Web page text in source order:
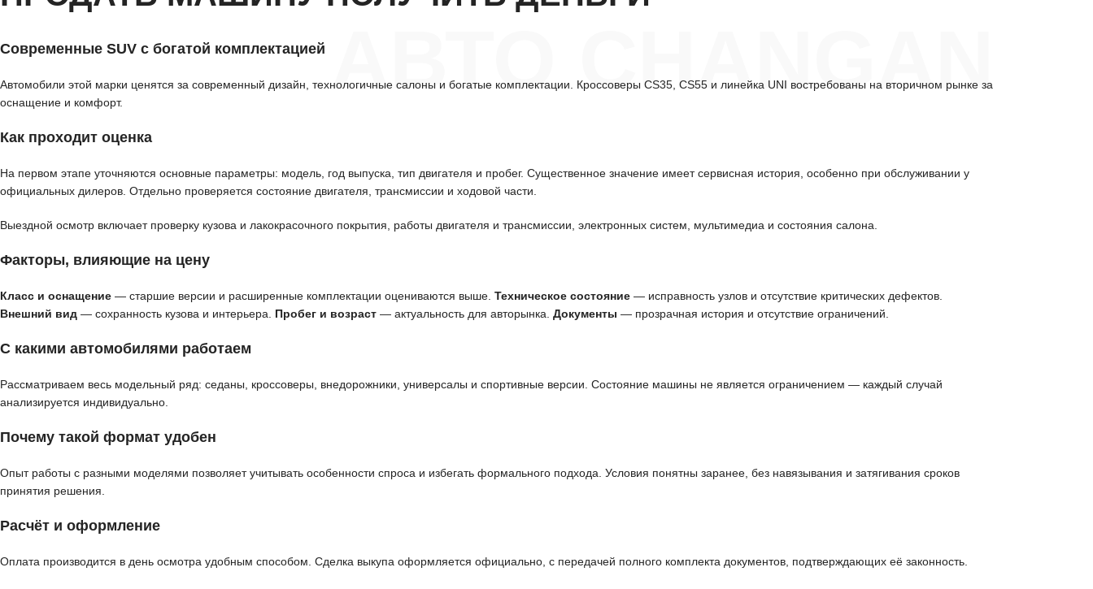
АВТО CHANGAN
Современные SUV с богатой комплектацией
Автомобили этой марки ценятся за современный дизайн, технологичные салоны и богатые комплектации. Кроссоверы CS35, CS55 и линейка UNI востребованы на вторичном рынке за
оснащение и комфорт.
Как проходит оценка
На первом этапе уточняются основные параметры: модель, год выпуска, тип двигателя и пробег. Существенное значение имеет сервисная история, особенно при обслуживании у
официальных дилеров. Отдельно проверяется состояние двигателя, трансмиссии и ходовой части.
Выездной осмотр включает проверку кузова и лакокрасочного покрытия, работы двигателя и трансмиссии, электронных систем, мультимедиа и состояния салона.
Факторы, влияющие на цену
Класс и оснащение — старшие версии и расширенные комплектации оцениваются выше. Техническое состояние — исправность узлов и отсутствие критических дефектов.
Внешний вид — сохранность кузова и интерьера. Пробег и возраст — актуальность для авторынка. Документы — прозрачная история и отсутствие ограничений.
С какими автомобилями работаем
Рассматриваем весь модельный ряд: седаны, кроссоверы, внедорожники, универсалы и спортивные версии. Состояние машины не является ограничением — каждый случай
анализируется индивидуально.
Почему такой формат удобен
Опыт работы с разными моделями позволяет учитывать особенности спроса и избегать формального подхода. Условия понятны заранее, без навязывания и затягивания сроков
принятия решения.
Расчёт и оформление
Оплата производится в день осмотра удобным способом. Сделка выкупа оформляется официально, с передачей полного комплекта документов, подтверждающих её законность.